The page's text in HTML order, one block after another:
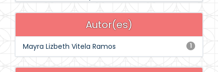
Autor(es)
1
Mayra Lizbeth Vitela Ramos